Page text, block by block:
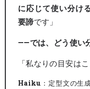
に応じて使い分け
要諦です」
——では、どう使い
「私なりの目安はこ
Haiku ：定型文の生